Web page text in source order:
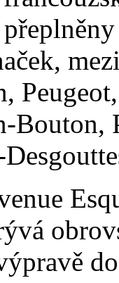
Bouton,